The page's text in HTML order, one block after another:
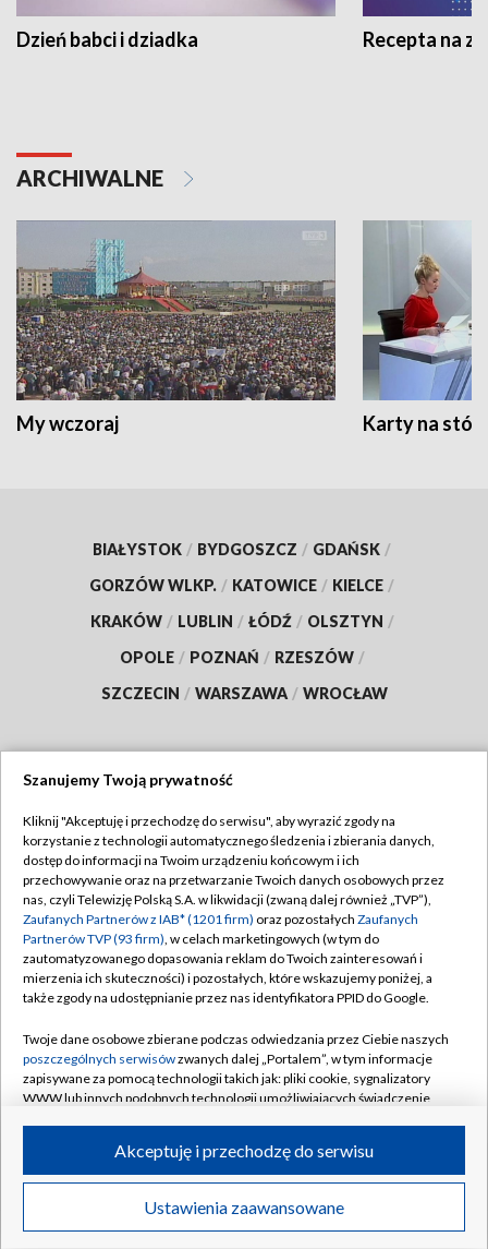
Dzień babci i dziadka Recepta na
ARCHIWALNE
My wczoraj Karty na
BIAŁYSTOK / BYDGOSZCZ / GDAŃSK /
GORZÓW WLKP. / KATOWICE / KIELCE /
KRAKÓW / LUBLIN / ŁÓDŹ / OLSZTYN /
OPOLE / POZNAŃ / RZESZÓW /
SZCZECIN / WARSZAWA / WROCŁAW
TVP
Abonament TVP
Emisja w TVP
Centrum informacji TVP
Naziemna Telewizja Cyfrowa
Rada Programowa
System NOS
Informacje o nadawcy
Program dla prasy
Ogłoszenie przetargowe
Regulamin TVP
Polityka prywatności
Moje zgody
Pomoc
Kontakt
Kanały
©2026 Telewizja Polska S.A. w likwidacji
Szanujemy Twoją prywatność
Kliknij "Akceptuję i przechodzę do serwisu", aby wyrazić zgody na
korzystanie z technologii automatycznego śledzenia i zbierania danych,
dostęp do informacji na Twoim urządzeniu końcowym i ich
przechowywanie oraz na przetwarzanie Twoich danych osobowych przez
nas, czyli Telewizję Polską S.A. w likwidacji (zwaną dalej również „TVP”),
Zaufanych Partnerów z IAB* (1201 firm) oraz pozostałych Zaufanych
Partnerów TVP (93 firm), w celach marketingowych (w tym do
zautomatyzowanego dopasowania reklam do Twoich zainteresowań i
mierzenia ich skuteczności) i pozostałych, które wskazujemy poniżej, a
także zgody na udostępnianie przez nas identyfikatora PPID do Google.
Twoje dane osobowe zbierane podczas odwiedzania przez Ciebie naszych
poszczególnych serwisówzwanych dalej „Portalem”, w tym informacje
zapisywane za pomocą technologii takich jak: pliki cookie, sygnalizatory
WWW lub innych podobnych technologii umożliwiających świadczenie
ruchu w Internecie.
Twoje dane osobowe zbierane podczas odwiedzania przez Ciebie
poszczególnych serwisówna Portalu, takie jak adresy IP, identyfikatory
Ustawienia zaawansowane
Akceptuję i przechodzę do serwisu